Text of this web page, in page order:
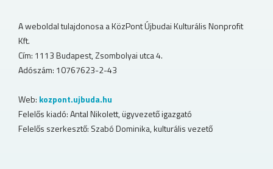
A weboldal tulajdonosa a KözPont Újbudai Kulturális Nonprofit
Kft.
Cím: 1113 Budapest, Zsombolyai utca 4.
Adószám: 10767623-2-43
Web: kozpont.ujbuda.hu
Felelős kiadó: Antal Nikolett, ügyvezető igazgató
Felelős szerkesztő: Szabó Dominika, kulturális vezető